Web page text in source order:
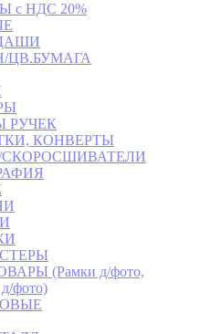
с НДС 20%
ЦВ.БУМАГА
РУЧЕК
КОНВЕРТЫ
(Рамки д/фото,
фото)